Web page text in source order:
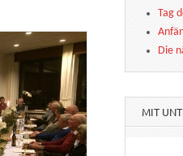
Tag
Die
MIT